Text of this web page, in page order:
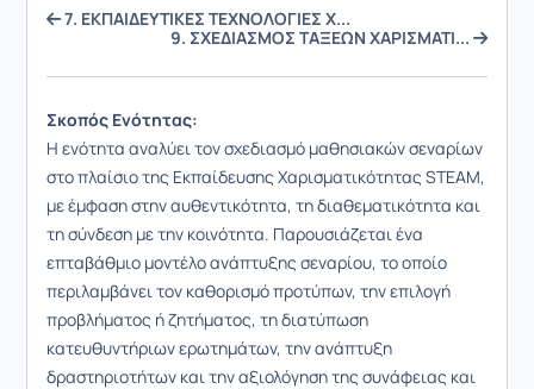
7. ΕΚΠΑΙΔΕΥΤΙΚΕΣ ΤΕΧΝΟΛΟΓΙΕΣ Χ...
9. ΣΧΕΔΙΑΣΜΟΣ ΤΑΞΕΩΝ ΧΑΡΙΣΜΑΤΙ...
Σκοπός Ενότητας:
Η ενότητα αναλύει τον σχεδιασμό μαθησιακών σεναρίων
στο πλαίσιο της Εκπαίδευσης Χαρισματικότητας STEAM,
με έμφαση στην αυθεντικότητα, τη διαθεματικότητα και
τη σύνδεση με την κοινότητα. Παρουσιάζεται ένα
επταβάθμιο μοντέλο ανάπτυξης σεναρίου, το οποίο
περιλαμβάνει τον καθορισμό προτύπων, την επιλογή
προβλήματος ή ζητήματος, τη διατύπωση
κατευθυντήριων ερωτημάτων, την ανάπτυξη
δραστηριοτήτων και την αξιολόγηση της συνάφειας και